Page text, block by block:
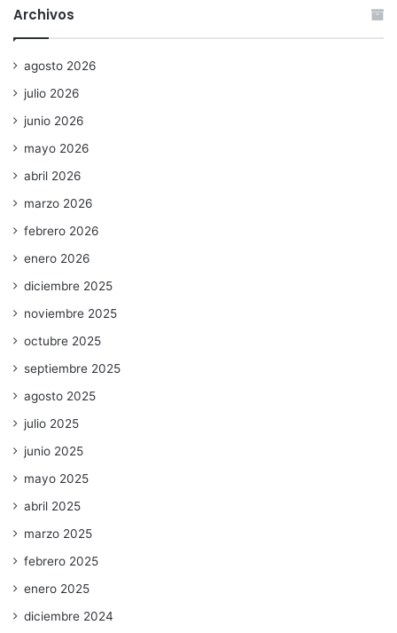
Archivos
agosto 2026
julio 2026
junio 2026
mayo 2026
abril 2026
marzo 2026
febrero 2026
enero 2026
diciembre 2025
noviembre 2025
octubre 2025
septiembre 2025
agosto 2025
julio 2025
junio 2025
mayo 2025
abril 2025
marzo 2025
febrero 2025
enero 2025
diciembre 2024